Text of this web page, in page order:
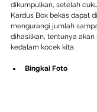
dikumpulkan, setelah
Kardus Box bekas dapat
mengurangi jumlah
dihasilkan, tentunya
kedalam kocek kita.
Bingkai Foto